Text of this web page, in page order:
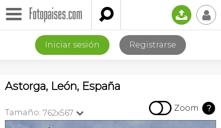
 📤 👤
Iniciar sesión Registrarse
Astorga, León, España
Tamaño: 762x567   Zoom ?